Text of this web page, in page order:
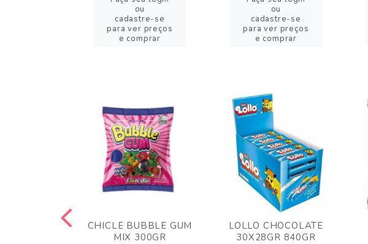
ou
cadastre-se
para ver preços
e comprar
ou
cadastre-se
para ver preços
e comprar
CHICLE BUBBLE GUM
MIX 300GR
LOLLO CHOCOLATE
30X28GR 840GR